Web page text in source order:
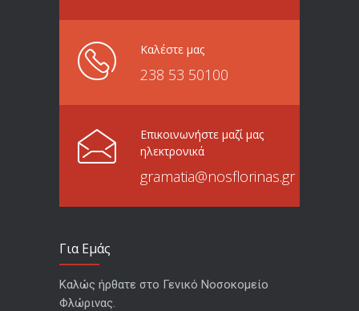
Καλέστε μας
238 53 50100
Επικοινωνήστε μαζί μας
ηλεκτρονικά
gramatia@nosflorinas.gr
Για Εμάς
Καλώς ήρθατε στο Γενικό Νοσοκομείο
Φλώρινας.